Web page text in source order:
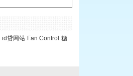
id贷网站 Fan Control 糖